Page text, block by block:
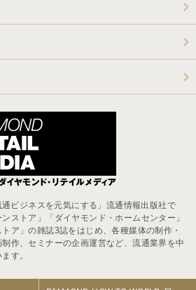
ビジネスを元気にする」流通情報出版社で
ストア」「ダイヤモンド・ホームセンター」
ア」の雑誌3誌をはじめ、各種媒体の制作・
作、セミナーの企画運営など、流通業界を中
す。